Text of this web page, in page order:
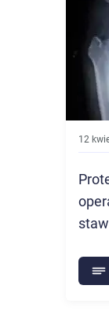
12